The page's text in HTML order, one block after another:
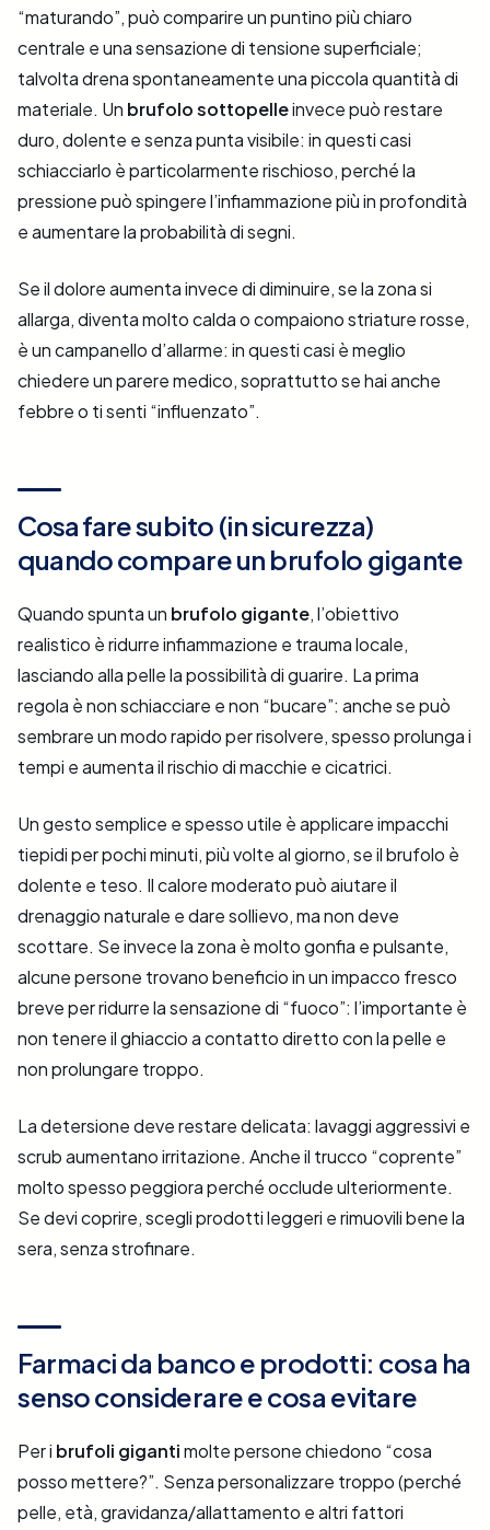
“maturando”, può comparire un puntino più chiaro
centrale e una sensazione di tensione superficiale;
talvolta drena spontaneamente una piccola quantità di
materiale. Un brufolo sottopelleinvece può restare
duro, dolente e senza punta visibile: in questi casi
schiacciarlo è particolarmente rischioso, perché la
pressione può spingere l’infiammazione più in profondità
e aumentare la probabilità di segni.
Se il dolore aumenta invece di diminuire, se la zona si
allarga, diventa molto calda o compaiono striature rosse,
è un campanello d’allarme: in questi casi è meglio
chiedere un parere medico, soprattutto se hai anche
febbre o ti senti “influenzato”.
Cosa fare subito (in sicurezza)
quando compare un brufolo gigante
Quando spunta un brufolo gigante, l’obiettivo
realistico è ridurre infiammazione e trauma locale,
lasciando alla pelle la possibilità di guarire. La prima
regola è non schiacciare e non “bucare”: anche se può
sembrare un modo rapido per risolvere, spesso prolunga i
tempi e aumenta il rischio di macchie e cicatrici.
Un gesto semplice e spesso utile è applicare impacchi
tiepidi per pochi minuti, più volte al giorno, se il brufolo è
dolente e teso. Il calore moderato può aiutare il
drenaggio naturale e dare sollievo, ma non deve
scottare. Se invece la zona è molto gonfia e pulsante,
alcune persone trovano beneficio in un impacco fresco
breve per ridurre la sensazione di “fuoco”: l’importante è
non tenere il ghiaccio a contatto diretto con la pelle e
non prolungare troppo.
La detersione deve restare delicata: lavaggi aggressivi e
scrub aumentano irritazione. Anche il trucco “coprente”
molto spesso peggiora perché occlude ulteriormente.
Se devi coprire, scegli prodotti leggeri e rimuovili bene la
sera, senza strofinare.
Farmaci da banco e prodotti: cosa ha
senso considerare e cosa evitare
Per i brufoli gigantimolte persone chiedono “cosa
posso mettere?”. Senza personalizzare troppo (perché
pelle, età, gravidanza/allattamento e altri fattori